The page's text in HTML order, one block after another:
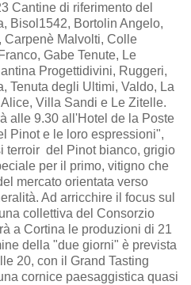
Cantine di riferimento del
Bisol1542, Bortolin Angelo,
Carpenè Malvolti, Colle
Gabe Tenute, Le
Progettidivini, Ruggeri,
Tenuta degli Ultimi, Valdo, La
Villa Sandi e Le Zitelle.
alle 9.30 all'Hotel de la Poste
Pinot e le loro espressioni",
terroir del Pinot bianco, grigio
per il primo, vitigno che
mercato orientata verso
Ad arricchire il focus sul
collettiva del Consorzio
a Cortina le produzioni di 21
della "due giorni" è prevista
20, con il Grand Tasting
cornice paesaggistica quasi